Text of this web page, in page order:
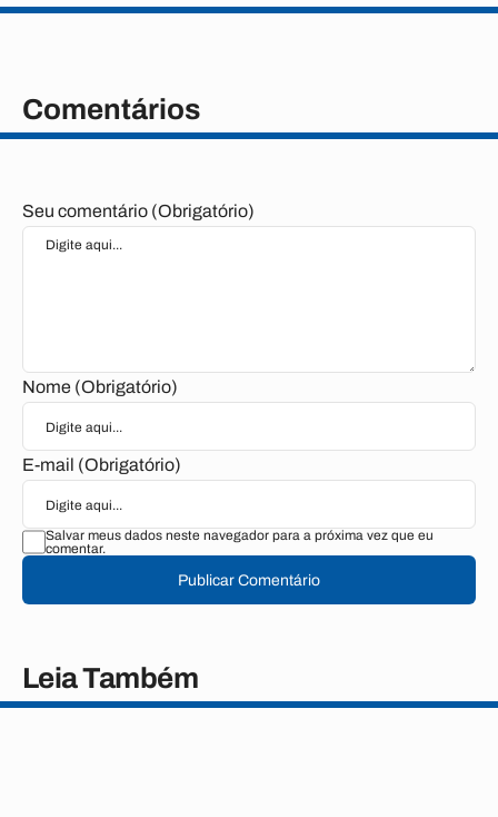
Comentários
Seu comentário (Obrigatório)
Nome (Obrigatório)
E-mail (Obrigatório)
Salvar meus dados neste navegador para a próxima vez que eu
comentar.
Publicar Comentário
Leia Também